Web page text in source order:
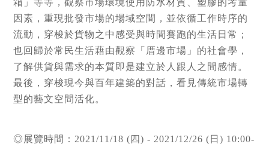
因素，重現批發市場的場域空間，並依循工作時序的
流動，穿梭於貨物之中感受與時間賽跑的生活日常；
也回歸於常民生活藉由觀察「厝邊市場」的社會學，
了解供貨與需求的本質即是建立於人跟人之間感情。
最後，穿梭現今與百年建築的對話，看見傳統市場轉
型的藝文空間活化。
◎展覽時間：2021/11/18 (四) - 2021/12/26 (日) 10:00-